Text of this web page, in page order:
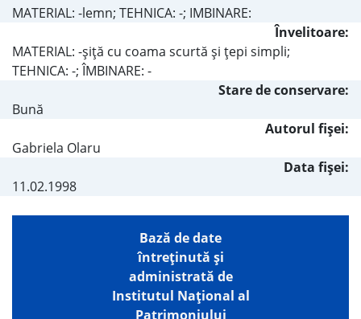
MATERIAL: -lemn; TEHNICA: -; IMBINARE:
Învelitoare:
MATERIAL: -şiţă cu coama scurtă şi ţepi simpli;
TEHNICA: -; ÎMBINARE: -
Stare de conservare:
Bună
Autorul fişei:
Gabriela Olaru
Data fișei:
11.02.1998
Bază de date
întreţinută şi
administrată de
Institutul Național al
Patrimoniului